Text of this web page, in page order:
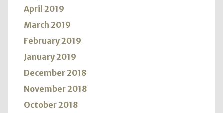
April 2019
March 2019
February 2019
January 2019
December 2018
November 2018
October 2018